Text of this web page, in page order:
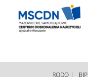
RODO BIP